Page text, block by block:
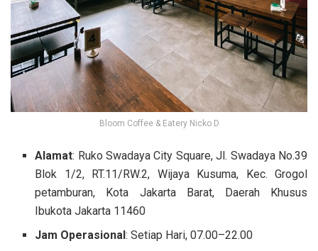
Bloom Coffee & Eatery Nicko D
Alamat: Ruko Swadaya City Square, Jl. Swadaya No.39
Blok 1/2, RT.11/RW.2, Wijaya Kusuma, Kec. Grogol
petamburan, Kota Jakarta Barat, Daerah Khusus
Ibukota Jakarta 11460
Jam Operasional: Setiap Hari, 07.00–22.00